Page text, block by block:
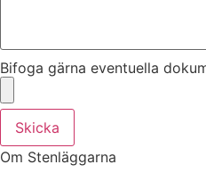
Bifoga gärna eventuella
Skicka
Om Stenläggarna